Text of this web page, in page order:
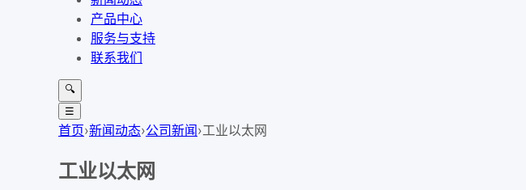
产品中心
服务与支持
联系我们
🔍
☰
首页›新闻动态›公司新闻›工业以太网
工业以太网